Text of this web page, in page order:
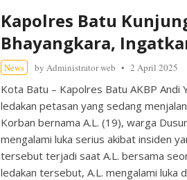
Kapolres Batu
Bhayangkara,
News by Administrator web 2 April 2025
Kota Batu – Kapolres Batu AKBP Andi
ledakan petasan yang sedang
Korban bernama A.L. (19), warga
mengalami luka serius akibat insiden
tersebut terjadi saat A.L. bersama
ledakan tersebut, A.L. mengalami luka